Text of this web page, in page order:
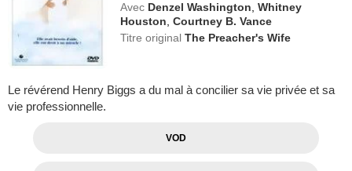
Avec Denzel Washington ,Whitney
Houston ,Courtney B. Vance
Titre originalThe Preacher's Wife
Le révérend Henry Biggs a du mal à concilier sa vie privée et sa
vie professionnelle.
VOD